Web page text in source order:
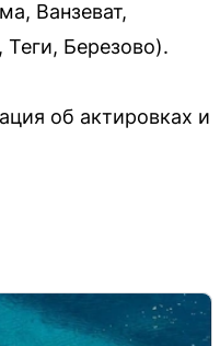
Ванзеват,
Березово).
об актировках и